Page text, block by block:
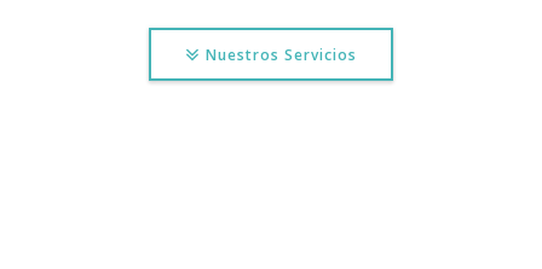
Nuestros Servicios